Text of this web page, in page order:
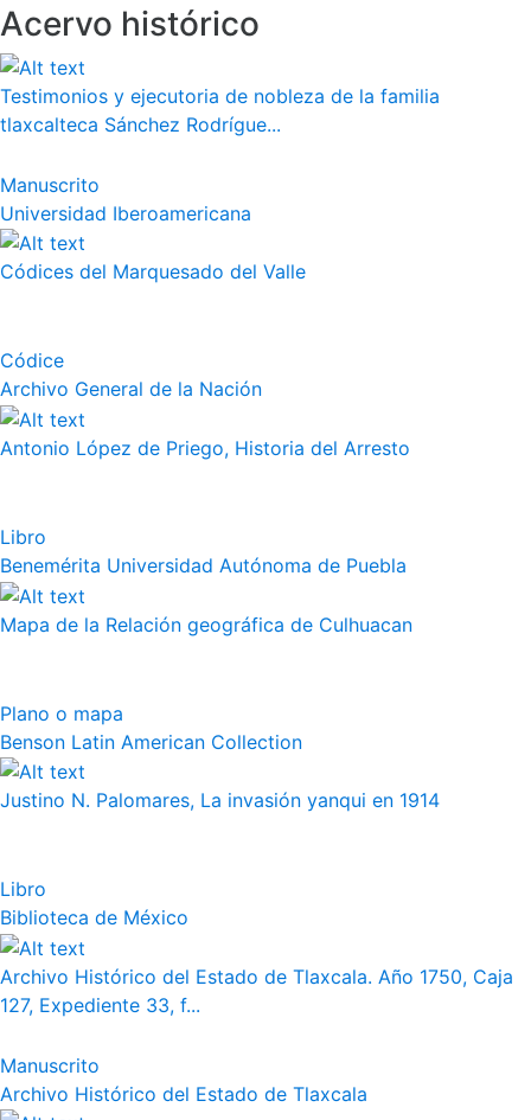
Acervo histórico
Testimonios y ejecutoria de nobleza de la familia
tlaxcalteca Sánchez Rodrígue...
Manuscrito
Universidad Iberoamericana
Códices del Marquesado del Valle
Códice
Archivo General de la Nación
Antonio López de Priego, Historia del Arresto
Libro
Benemérita Universidad Autónoma de Puebla
Mapa de la Relación geográfica de Culhuacan
Plano o mapa
Benson Latin American Collection
Justino N. Palomares, La invasión yanqui en 1914
Libro
Biblioteca de México
Archivo Histórico del Estado de Tlaxcala. Año 1750, Caja
127, Expediente 33, f...
Manuscrito
Archivo Histórico del Estado de Tlaxcala